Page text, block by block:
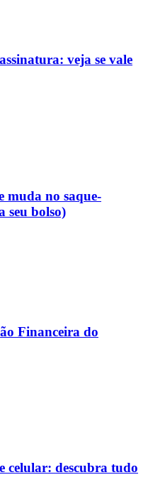
veja se vale
muda no saque-
seu bolso)
Financeira do
celular: descubra tudo